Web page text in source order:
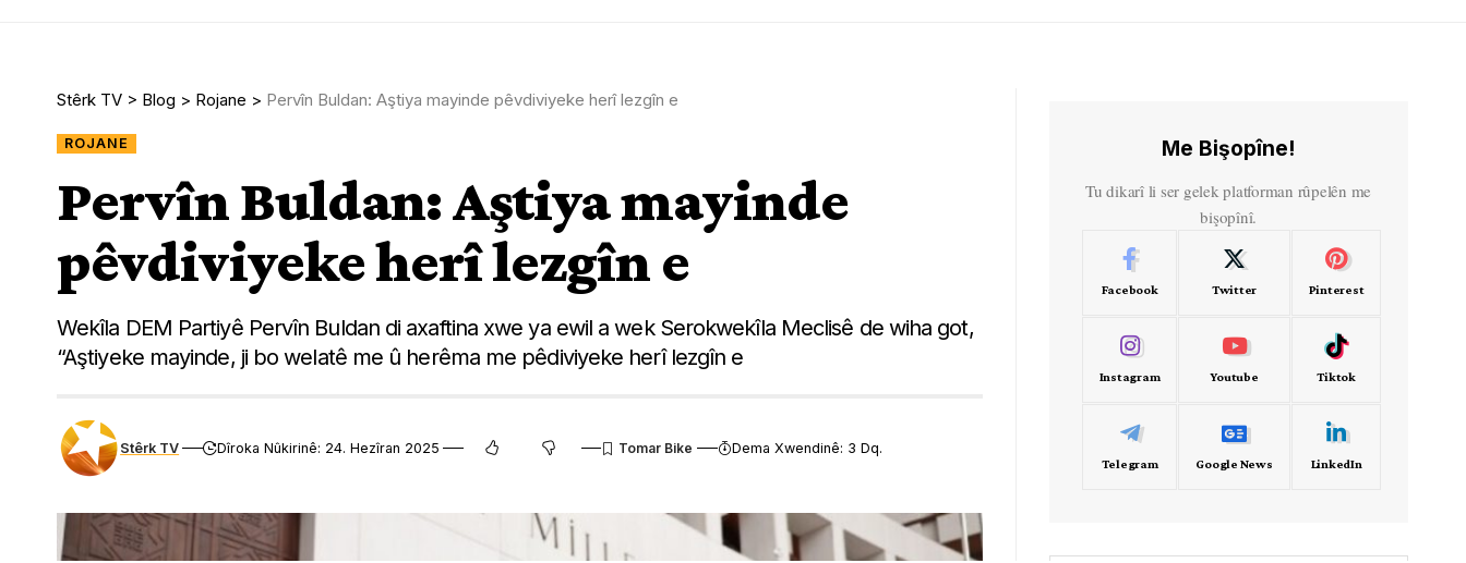
Stêrk TV > Blog > Rojane > Pervîn Buldan: Aştiya mayinde pêvdiviyeke herî lezgîn e
ROJANE
Pervîn Buldan: Aştiya mayinde
pêvdiviyeke herî lezgîn e
Wekîla DEM Partiyê Pervîn Buldan di axaftina xwe ya ewil a wek Serokwekîla Meclisê de wiha got,
“Aştiyeke mayinde, ji bo welatê me û herêma me pêdiviyeke herî lezgîn e
Stêrk TV Dîroka Nûkirinê: 24. Hezîran 2025 Dema Xwendinê: 3 Dq.
Me Bişopîne!
Tu dikarî li ser gelek platforman rûpelên me
bişopînî.
Facebook Twitter Pinterest
Instagram Youtube Tiktok
Telegram Google News LinkedIn